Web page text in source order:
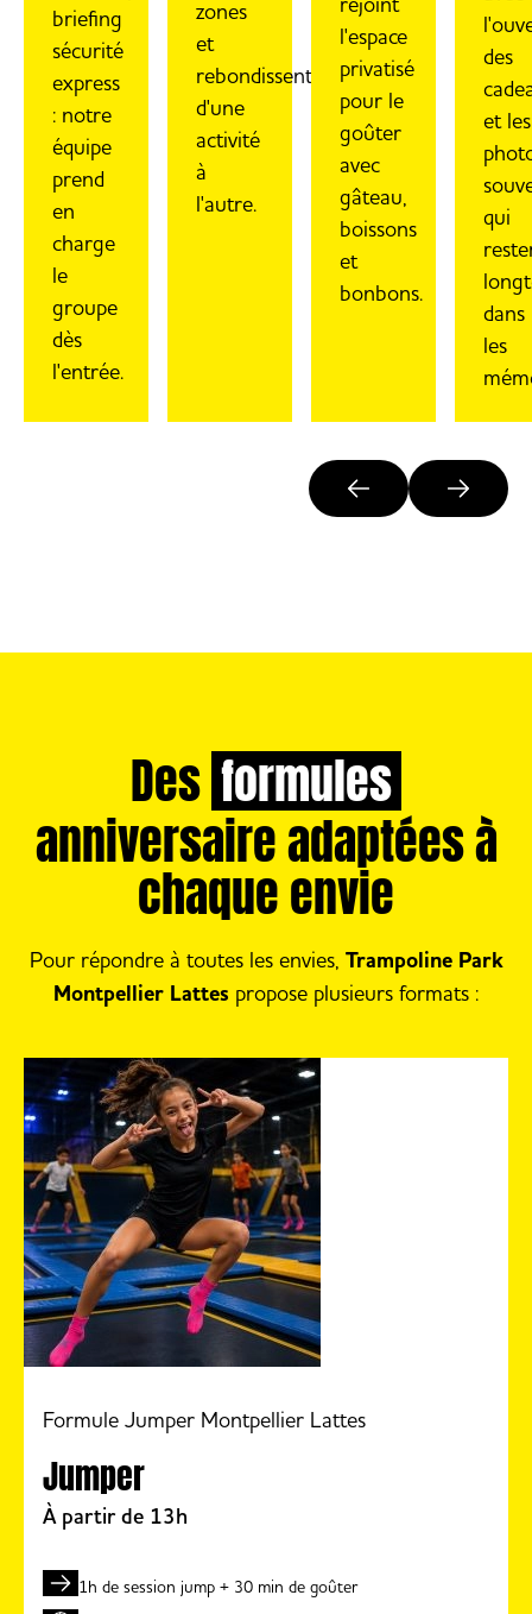
briefing
sécurité
express
: notre
équipe
prend
en
charge
le
groupe
dès
l'entrée.
zones
et
rebondissent
d'une
activité
à
l'autre.
l'espace
privatisé
pour le
goûter
avec
gâteau,
boissons
et
bonbons.
des
et les
qui
dans
les
Des formules
anniversaire adaptées à
chaque envie
Pour répondre à toutes les envies, Trampoline Park
Montpellier Lattes propose plusieurs formats :
Formule Jumper Montpellier Lattes
Jumper
À partir de 13h
1h de session jump + 30 min de goûter